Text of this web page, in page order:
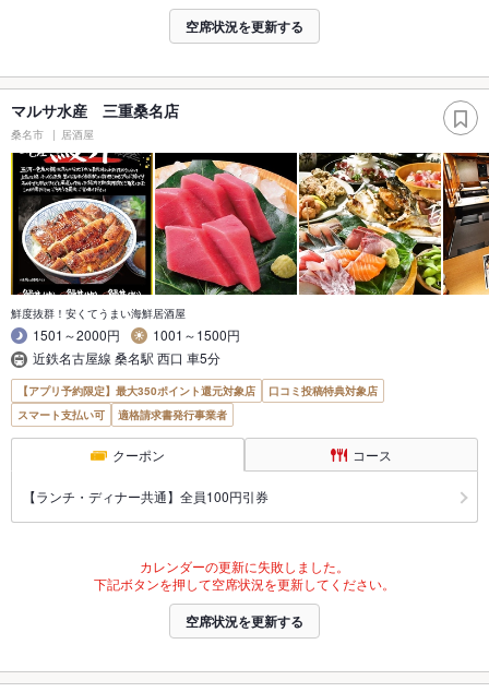
空席状況を更新する
マルサ水産 三重桑名店
桑名市 居酒屋
鮮度抜群！安くてうまい海鮮居酒屋
1501～2000円
1001～1500円
近鉄名古屋線 桑名駅 西口 車5分
【アプリ予約限定】最大350ポイント還元対象店
口コミ投稿特典対象店
スマート支払い可
適格請求書発行事業者
クーポン コース
【ランチ・ディナー共通】全員100円引券
カレンダーの更新に失敗しました。
下記ボタンを押して空席状況を更新してください。
空席状況を更新する